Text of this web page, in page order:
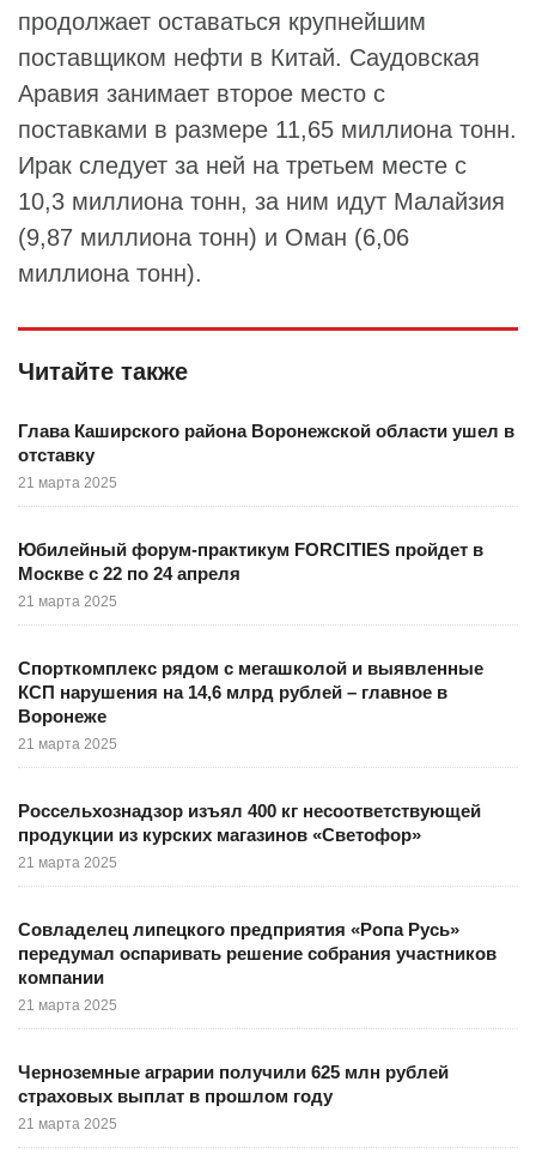
продолжает оставаться крупнейшим
поставщиком нефти в Китай. Саудовская
Аравия занимает второе место с
поставками в размере 11,65 миллиона тонн.
Ирак следует за ней на третьем месте с
10,3 миллиона тонн, за ним идут Малайзия
(9,87 миллиона тонн) и Оман (6,06
миллиона тонн).
Читайте также
Глава Каширского района Воронежской области ушел в
отставку
21 марта 2025
Юбилейный форум-практикум FORCITIES пройдет в
Москве с 22 по 24 апреля
21 марта 2025
Спорткомплекс рядом с мегашколой и выявленные
КСП нарушения на 14,6 млрд рублей – главное в
Воронеже
21 марта 2025
Россельхознадзор изъял 400 кг несоответствующей
продукции из курских магазинов «Светофор»
21 марта 2025
Совладелец липецкого предприятия «Ропа Русь»
передумал оспаривать решение собрания участников
компании
21 марта 2025
Черноземные аграрии получили 625 млн рублей
страховых выплат в прошлом году
21 марта 2025